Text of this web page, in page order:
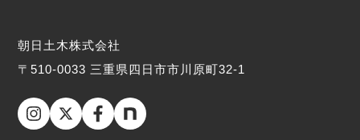
朝日土木株式会社
〒510-0033 三重県四日市市川原町32-1